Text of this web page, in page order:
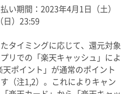
い期間：2023年4月1日（土）
日）23:59
タイミングに応じて、還元対象
リでの「楽天キャッシュ」によ
ポイント」が通常のポイント
（注1,2）。これによりキャン